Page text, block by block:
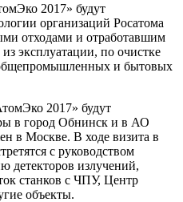
2017» будут
организаций Росатома
отходами и отработавшим
эксплуатации, по очистке
и бытовых
2017» будут
в город Обнинск и в АО
в Москве. В ходе визита в
с руководством
детекторов излучений,
станков с ЧПУ, Центр
объекты.